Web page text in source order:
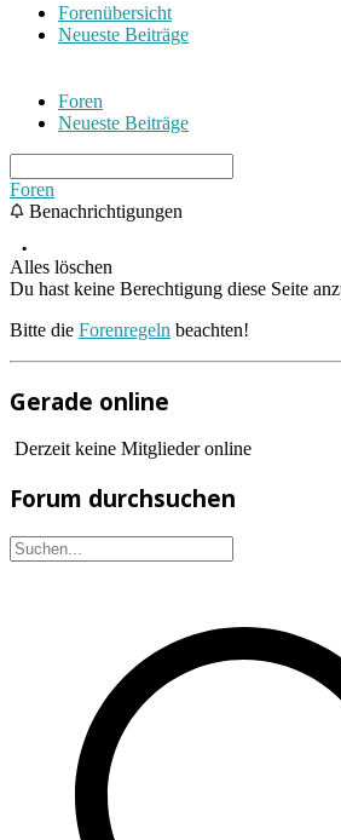
Forenübersicht
Neueste Beiträge
Foren
Neueste Beiträge
Foren
Benachrichtigungen
Alles löschen
Du hast keine Berechtigung diese Seite
Bitte die Forenregeln beachten!
Gerade online
Derzeit keine Mitglieder online
Forum durchsuchen